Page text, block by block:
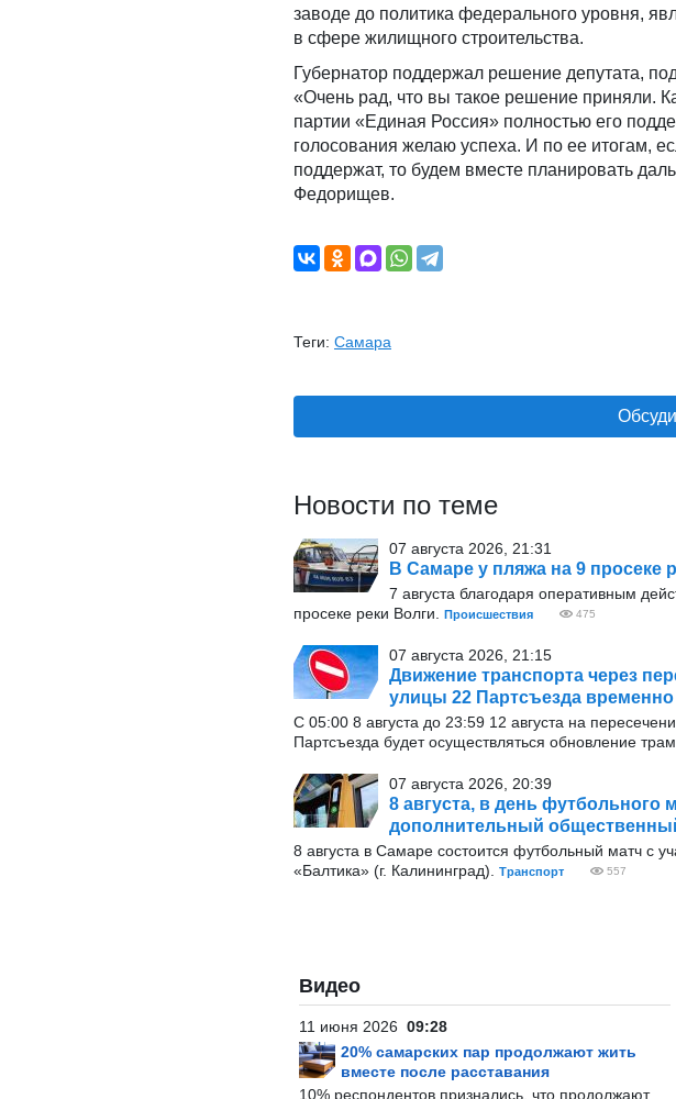
заводе до политика федерального уровня,
в сфере жилищного строительства.
Губернатор поддержал решение депутата,
«Очень рад, что вы такое решение приняли.
партии «Единая Россия» полностью его
голосования желаю успеха. И по ее итогам,
поддержат, то будем вместе планировать
Федорищев.
Теги: Самара
Новости по теме
07 августа 2026, 21:31
В Самаре у пляжа на 9 просеке
7 августа благодаря оперативным
просеке реки Волги.
Происшествия 475
07 августа 2026, 21:15
Движение транспорта через
улицы 22 Партсъезда
С 05:00 8 августа до 23:59 12 августа на
Партсъезда будет осуществляться обновление
07 августа 2026, 20:39
8 августа, в день футбольного
дополнительный
8 августа в Самаре состоится футбольный матч с
«Балтика» (г. Калининград).
Транспорт 557
Видео
11 июня 2026 09:28
20% самарских пар продолжают жить
вместе после расставания
10% респондентов признались, что продолжают